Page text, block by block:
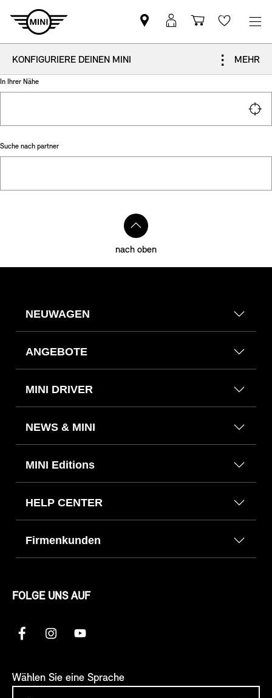
MINI
Partner
Mein
MINI
Wishlist
KONFIGURIERE DEINEN MINI
PROBEFAHRT
MEHR
PROBEFAHRT
Kontakt
FINANZIERUNG
DIE WELT DES MINI
IHR BEVORZUGTER HÄNDLER
In Ihrer Nähe
Suche nach partner
nach oben
NEUWAGEN
ANGEBOTE
MINI DRIVER
NEWS & MINI
MINI Editions
HELP CENTER
Firmenkunden
FOLGE UNS AUF
Wählen Sie eine Sprache